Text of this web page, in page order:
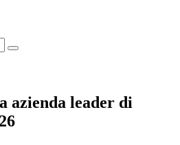
azienda leader di